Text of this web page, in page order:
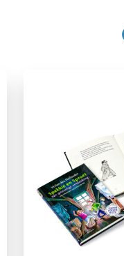
9 –
Woorden & taal
Juliette de Wit